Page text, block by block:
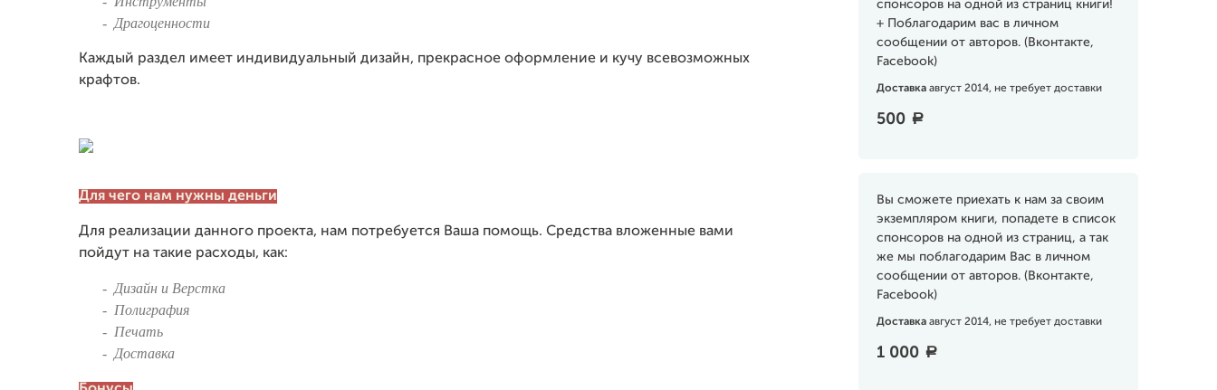
спонсоров на одной из страниц книги!
+ Поблагодарим вас в личном
сообщении от авторов. (Вконтакте,
Facebook)
Доставка август 2014, не требует доставки
500 a
Вы сможете приехать к нам за своим
экземпляром книги, попадете в список
спонсоров на одной из страниц, а так
же мы поблагодарим Вас в личном
сообщении от авторов. (Вконтакте,
Facebook)
Доставка август 2014, не требует доставки
1 000 a
- Драгоценности
Каждый раздел имеет индивидуальный дизайн, прекрасное оформление и кучу всевозможных
крафтов.
Для чего нам нужны деньги
Для реализации данного проекта, нам потребуется Ваша помощь. Средства вложенные вами
пойдут на такие расходы, как:
- Дизайн и Верстка
- Полиграфия
- Печать
- Доставка